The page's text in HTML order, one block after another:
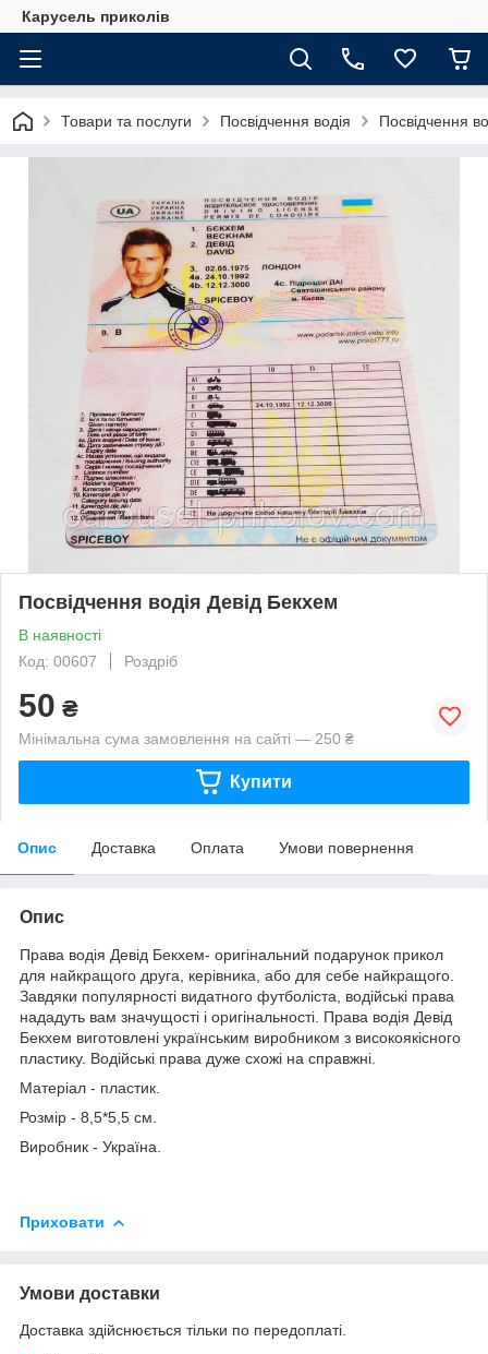
Карусель приколів
Товари та послуги Посвідчення водія Посвідчення
Посвідчення водія Девід Бекхем
В наявності
Код: 00607
Роздріб
50 ₴
Мінімальна сума замовлення на сайті — 250 ₴
Купити
Опис Доставка Оплата Умови повернення
Опис
Права водія Девід Бекхем- оригінальний подарунок прикол
для найкращого друга, керівника, або для себе найкращого.
Завдяки популярності видатного футболіста, водійські права
нададуть вам значущості і оригінальності. Права водія Девід
Бекхем виготовлені українським виробником з високоякісного
пластику. Водійські права дуже схожі на справжні.
Матеріал - пластик.
Розмір - 8,5*5,5 см.
Виробник - Україна.
Приховати
Умови доставки
Доставка здійснюється тільки по передоплаті.